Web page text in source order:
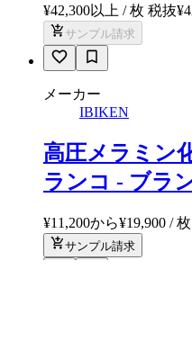
¥42,300以上 / 枚 税抜¥
サンプル請求
メーカー
IBIKEN
高圧メラミン
ランコ - ブラ
¥11,200から¥19,900 /
サンプル請求